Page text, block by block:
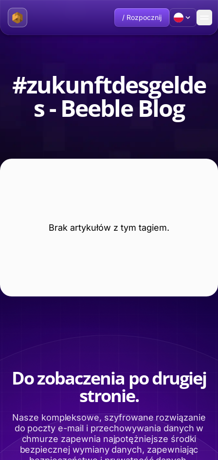
/ Rozpocznij
#zukunftdesgelde
s - Beeble Blog
Brak artykułów z tym tagiem.
Do zobaczenia po drugiej
stronie.
Nasze kompleksowe, szyfrowane rozwiązanie
do poczty e-mail i przechowywania danych w
chmurze zapewnia najpotężniejsze środki
bezpiecznej wymiany danych, zapewniając